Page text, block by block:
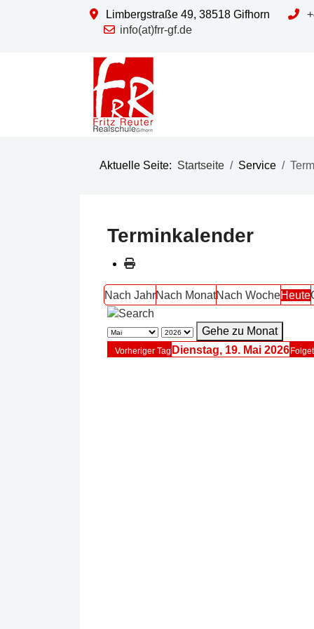
Limbergstraße 49, 38518 Gifhorn
info(at)frr-gf.de
Aktuelle Seite: Startseite Service
Terminkalender
Nach JahrNach MonatNach WocheHeute
Gehe zu Monat
Vorheriger Tag Dienstag, 19. Mai 2026